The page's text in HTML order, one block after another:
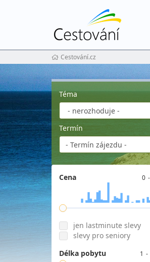
Cestování.cz
Téma
Termín
Cena 0
jen lastminute slevy
slevy pro seniory
Délka pobytu
1